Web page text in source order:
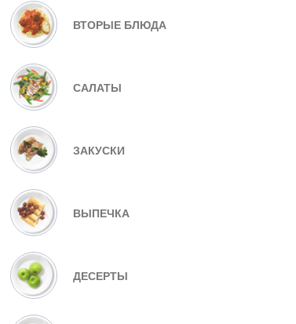
ВТОРЫЕ БЛЮДА
САЛАТЫ
ЗАКУСКИ
ВЫПЕЧКА
ДЕСЕРТЫ